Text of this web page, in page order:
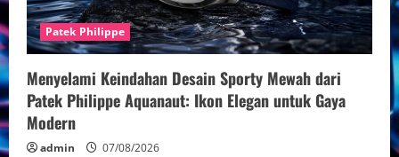
Patek Philippe
Menyelami Keindahan Desain Sporty Mewah dari
Patek Philippe Aquanaut: Ikon Elegan untuk Gaya
Modern
admin 07/08/2026